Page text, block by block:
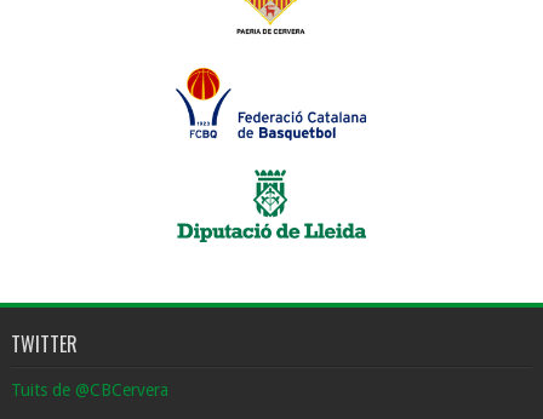
TWITTER
Tuits de @CBCervera